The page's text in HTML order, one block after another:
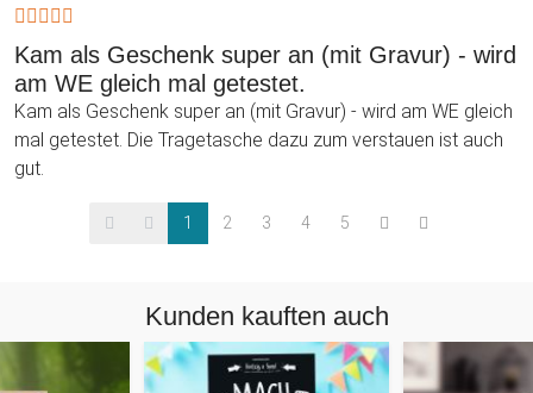
Kam als Geschenk super an (mit Gravur) - wird
am WE gleich mal getestet.
Kam als Geschenk super an (mit Gravur) - wird am WE gleich
mal getestet. Die Tragetasche dazu zum verstauen ist auch
gut.
1 2 3 4 5
Kunden kauften auch